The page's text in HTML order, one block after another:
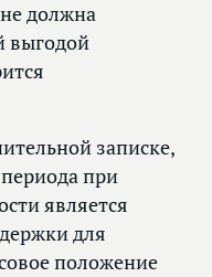
должна
выгодой
записке,
при
является
для
положение